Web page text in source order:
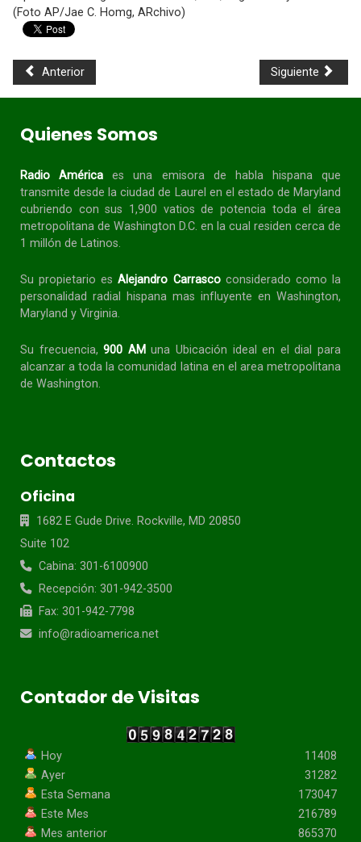
(Foto AP/Jae C. Homg, ARchivo)
Anterior Siguiente
Quienes Somos
Radio América es una emisora de habla hispanaque
transmite desde la ciudad de Laurel en el estado de Maryland
cubriendo con sus 1,900 vatios de potencia toda el área
metropolitana de Washington D.C. en la cual residen cerca de
1 millón de Latinos.
Su propietario esAlejandro Carrascoconsiderado como la
personalidad radial
hispana mas influyente en Washington,
Maryland y Virginia.
Su frecuencia, 900 AM una Ubicación ideal en el dial para
alcanzar a toda lacomunidad latina en el area metropolitana
de Washington.
Contactos
Oficina
1682 E Gude Drive. Rockville, MD 20850
Suite 102
Cabina: 301-6100900
Recepción: 301-942-3500
Fax: 301-942-7798
info@radioamerica.net
Contador de Visitas
Hoy
Ayer
Esta Semana
Este Mes
Mes anterior
11408
31282
173047
216789
865370